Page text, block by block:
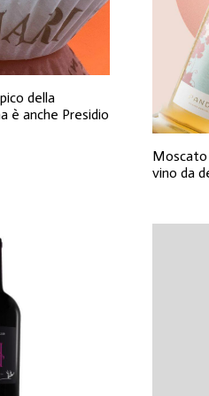
della
è anche Presidio
Moscato
vino da